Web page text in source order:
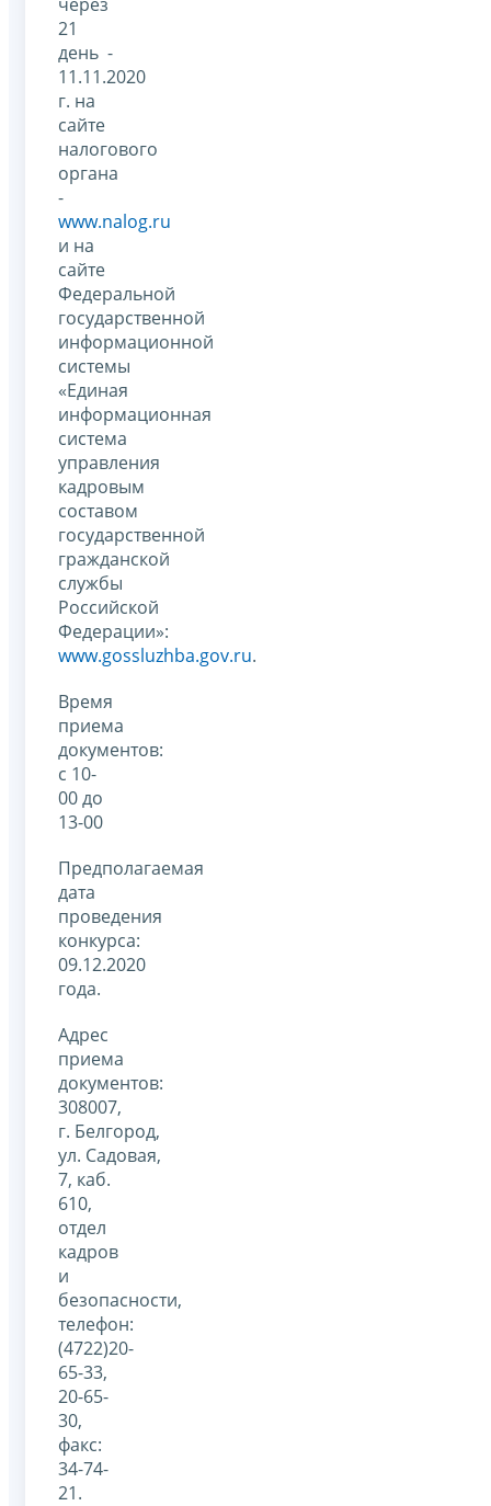
21
день -
11.11.2020
г. на
сайте
налогового
органа
-
www.nalog.ru
и на
сайте
Федеральной
государственной
информационной
системы
«Единая
информационная
система
управления
кадровым
составом
государственной
гражданской
службы
Российской
Федерации»:
www.gossluzhba.gov.ru.
Время
приема
документов:
с 10-
00 до
13-00
Предполагаемая
дата
проведения
конкурса:
09.12.2020
года.
Адрес
приема
документов:
308007,
г. Белгород,
ул. Садовая,
7, каб.
610,
отдел
кадров
и
безопасности,
телефон:
(4722)20-
65-33,
20-65-
30,
факс:
34-74-
21.